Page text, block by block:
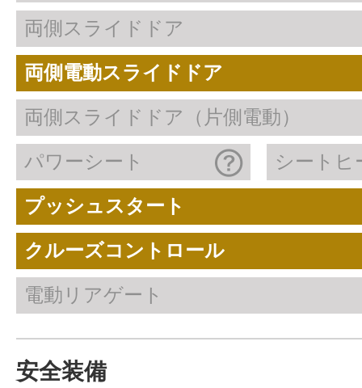
両側スライドドア
両側電動スライドドア
両側スライドドア（片側電動）
パワーシート シートヒ
プッシュスタート
クルーズコントロール
電動リアゲート
安全装備